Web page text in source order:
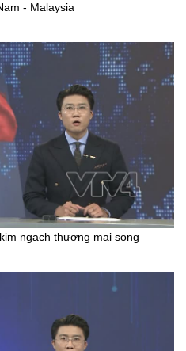
- Malaysia
ngạch thương mại song